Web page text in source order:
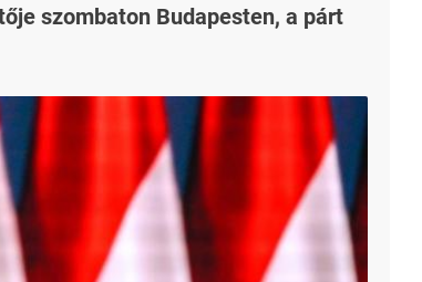
szombaton Budapesten, a párt